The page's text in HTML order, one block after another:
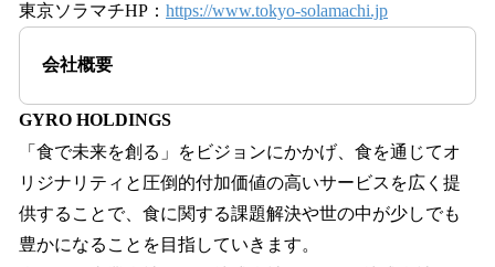
東京ソラマチHP： https://www.tokyo-solamachi.jp
会社概要
GYRO HOLDINGS
「食で未来を創る」をビジョンにかかげ、食を通じてオ
リジナリティと圧倒的付加価値の高いサービスを広く提
供することで、食に関する課題解決や世の中が少しでも
豊かになることを目指していきます。